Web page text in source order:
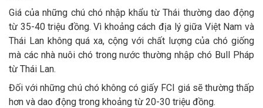
Giá của những chú chó nhập khẩu từ Thái thường dao động
từ 35-40 triệu đồng. Vì khoảng cách địa lý giữa Việt Nam và
Thái Lan không quá xa, cộng với chất lượng của chó giống
mà các nhà nuôi chó trong nước thường nhập chó Bull Pháp
từ Thái Lan.
Đối với những chú chó không có giấy FCI giá sẽ thường thấp
hơn và dao động trong khoảng từ 20-30 triệu đồng.